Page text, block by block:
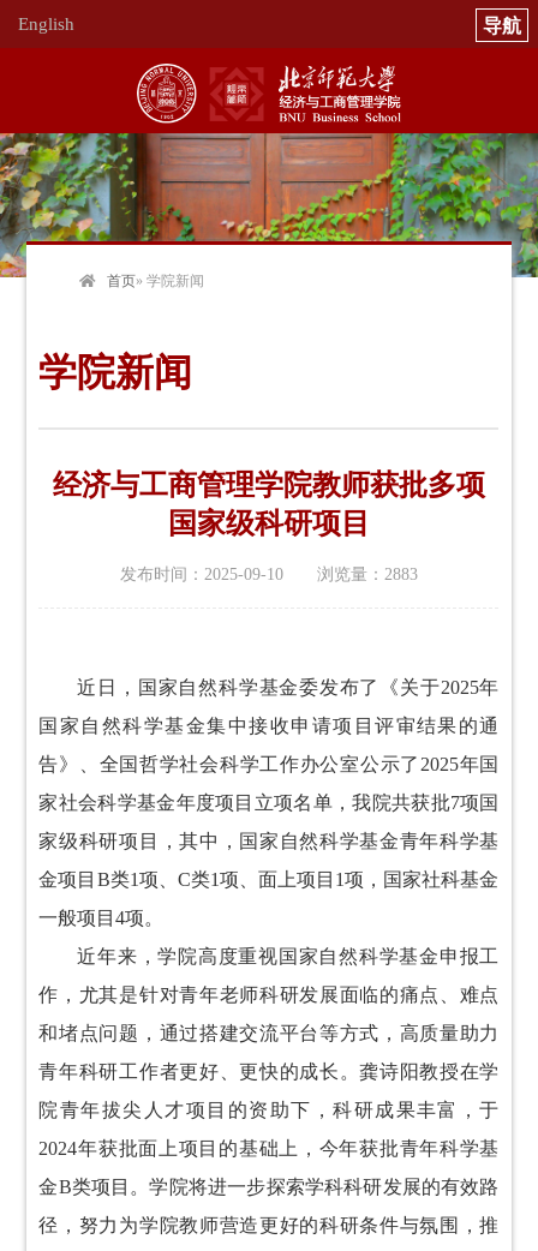
English
首页» 学院新闻
学院新闻
经济与工商管理学院教师获批多项
国家级科研项目
发布时间：2025-09-10 浏览量： 2883
近日，国家自然科学基金委发布了《关于2025年
国家自然科学基金集中接收申请项目评审结果的通
告》、全国哲学社会科学工作办公室公示了2025年国
家社会科学基金年度项目立项名单，我院共获批7项国
家级科研项目，其中， 国家自然科学基金青年科学基
金项目B类1项 、C类1项 、面上项目1项 ， 国家社科基金
一般项目4项。
近年来，学院高度重视国家自然科学基金申报工
作，尤其是针对青年老师科研发展面临的痛点、难点
和堵点问题，通过搭建交流平台等方式，高质量助力
青年科研工作者更好、更快的成长。龚诗阳教授在学
院青年拔尖人才项目的资助下，科研成果丰富，于
2024年获批面上项目的基础上，今年获批青年科学基
金B类项目。学院将进一步探索学科科研发展的有效路
径，努力为学院教师营造更好的科研条件与氛围，推